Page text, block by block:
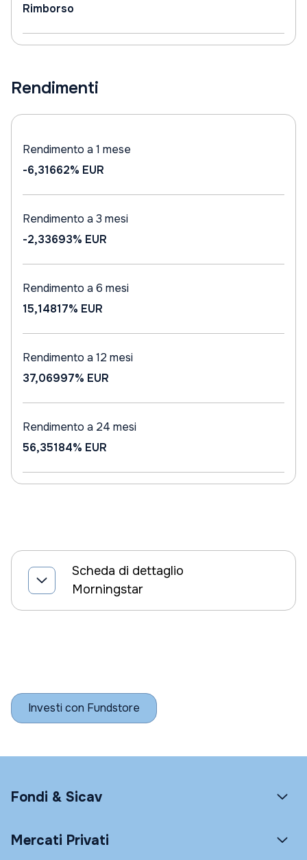
Rimborso
Rendimenti
Rendimento a 1 mese
-6,31662% EUR
Rendimento a 3 mesi
-2,33693% EUR
Rendimento a 6 mesi
15,14817% EUR
Rendimento a 12 mesi
37,06997% EUR
Rendimento a 24 mesi
56,35184% EUR
Scheda di dettaglio
Morningstar
Investi con Fundstore
Fondi & Sicav
Mercati Privati